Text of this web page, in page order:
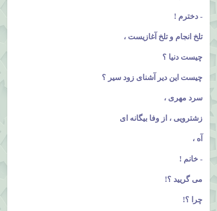
- دخترم !
تلخ انجام و تلخ آغازیست ،
چیست دنیا ؟
چیست این دیر آشنای زود سیر ؟
سرد مهری ،
زشترویی ، از وفا بیگانه ای
آه ،
- خانم !
می گریید ؟!
چرا ؟!